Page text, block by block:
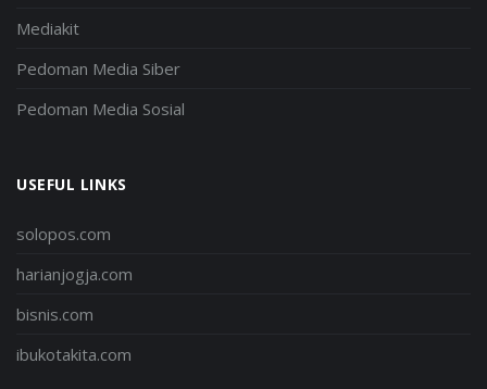
Mediakit
Pedoman Media Siber
Pedoman Media Sosial
USEFUL LINKS
solopos.com
harianjogja.com
bisnis.com
ibukotakita.com